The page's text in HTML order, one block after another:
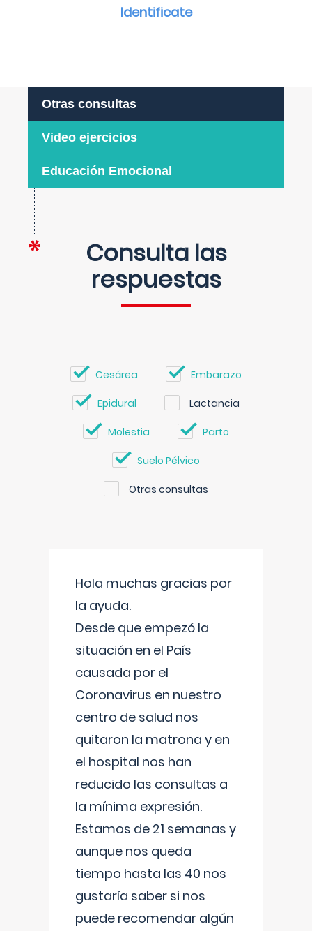
Identificate
Otras consultas
Video ejercicios
Educación Emocional
Consulta las
respuestas
Cesárea Embarazo
Epidural Lactancia
Molestia Parto
Suelo Pélvico
Otras consultas
Hola muchas gracias por
la ayuda.
Desde que empezó la
situación en el País
causada por el
Coronavirus en nuestro
centro de salud nos
quitaron la matrona y en
el hospital nos han
reducido las consultas a
la mínima expresión.
Estamos de 21 semanas y
aunque nos queda
tiempo hasta las 40 nos
gustaría saber si nos
puede recomendar algún